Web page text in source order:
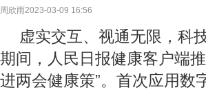
周欣雨2023-03-09 16:56
虚实交互、视通无限，科
期间，人民日报健康客户端
进两会健康策”。首次应用数